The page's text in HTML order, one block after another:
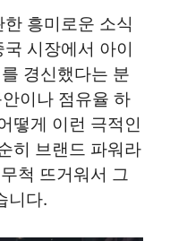
흥미로운 소식
시장에서 아이
경신했다는 분
이나 점유율 하
떻게 이런 극적인
히 브랜드 파워라
척 뜨거워서 그
니다.